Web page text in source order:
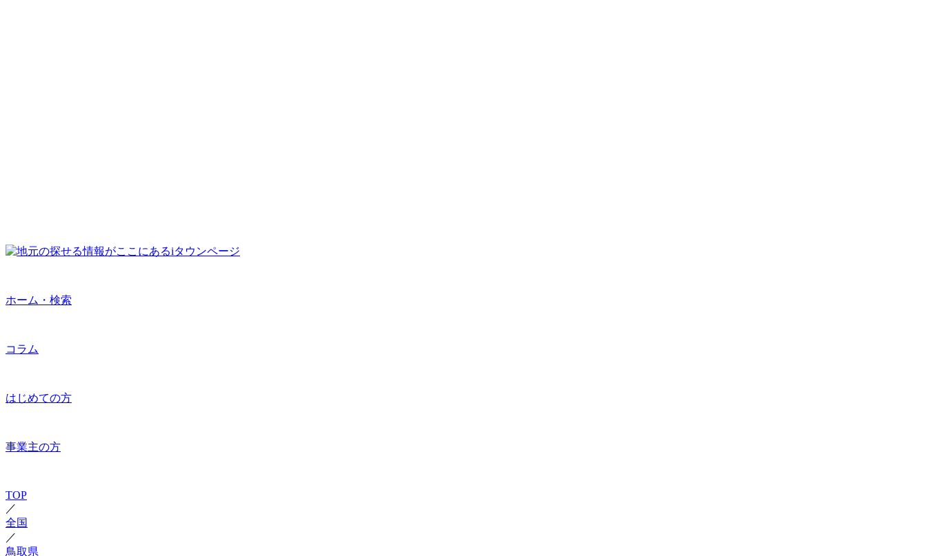
ホーム・検索
コラム
はじめての方
事業主の方
TOP
／
全国
／
鳥取県